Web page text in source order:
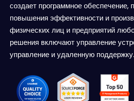
создает программное обеспечение,
повышения эффективности и
физических лиц и предприятий
решения включают управление
управление и удаленную поддержку.